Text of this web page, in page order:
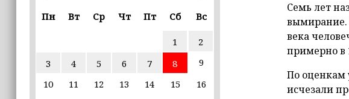
марта
В пяти школах столицы обновляют
инфраструктуру по госпрограмме
Пн
Вт Ср Чт Пт Сб Вс
1
2
3
4 5 6 7 8
9
10
11 12 13 14 15
16
Семь лет
вымирание.
века
примерно в
По оценкам
исчезали